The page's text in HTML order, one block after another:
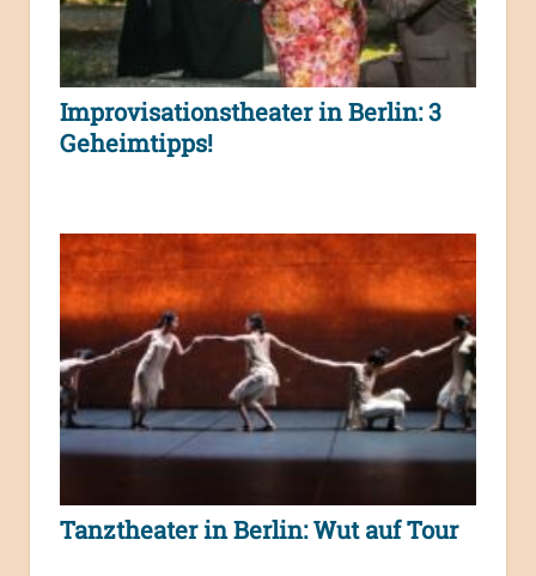
Improvisationstheater in Berlin: 3
Geheimtipps!
Tanztheater in Berlin: Wut auf Tour